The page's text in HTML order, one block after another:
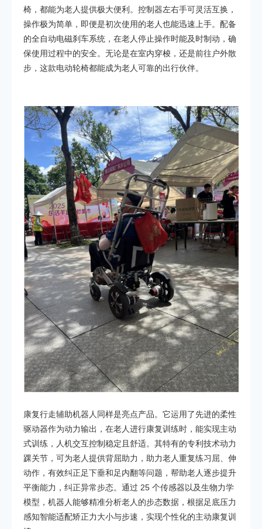
椅，都能为老人提供极大便利。控制器左右手可灵活互换，
操作极为简单，即便是初次使用的老人也能迅速上手。配备
的全自动电磁刹车系统，在老人停止操作时能及时制动，确
保使用过程中的安全。无论是在室内穿梭，还是前往户外散
步，这款电动轮椅都能成为老人可靠的出行伙伴。
康复行走辅助机器人同样是亮点产品。它运用了先进的柔性
驱动器作为动力输出，在老人进行康复训练时，能实现主动
式训练，人机交互控制稳定且舒适。其特有的专利技术动力
踝关节，可为老人提供背屈助力，助力老人重复练习屈、伸
动作，有效纠正足下垂和足内翻等问题，帮助老人逐步提升
平衡能力，纠正异常步态。通过 25 个传感器以及生物力学
模型，机器人能够精准分析老人的步态数据，根据足底压力
感知智能适配矫正力大小与步速，实现个性化的主动康复训